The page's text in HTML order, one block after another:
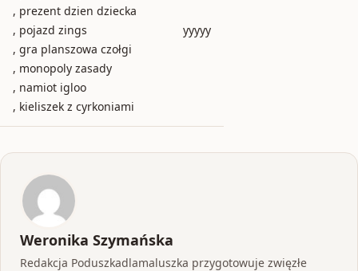
, prezent dzien dziecka
, pojazd zings
, gra planszowa czołgi
, monopoly zasady
, namiot igloo
, kieliszek z cyrkoniami
yyyyy
Weronika Szymańska
Redakcja Poduszkadlamaluszka przygotowuje zwięzłe